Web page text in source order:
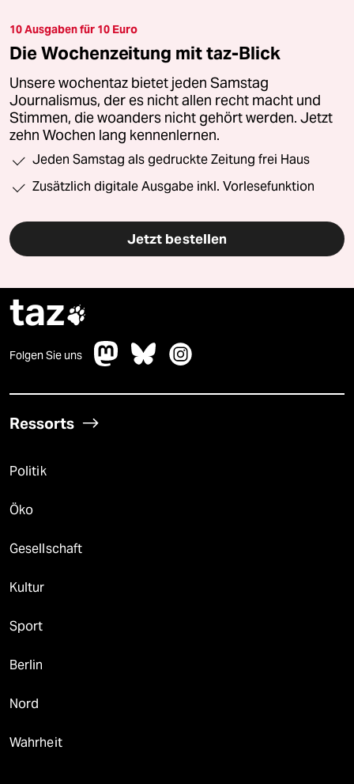
10 Ausgaben für 10 Euro
Die Wochenzeitung mit taz-Blick
Unsere wochentaz bietet jeden Samstag
Journalismus, der es nicht allen recht macht und
Stimmen, die woanders nicht gehört werden. Jetzt
zehn Wochen lang kennenlernen.
Jeden Samstag als gedruckte Zeitung frei Haus
Zusätzlich digitale Ausgabe inkl. Vorlesefunktion
Jetzt bestellen
taz
Folgen Sie uns
Ressorts
Politik
Öko
Gesellschaft
Kultur
Sport
Berlin
Nord
Wahrheit